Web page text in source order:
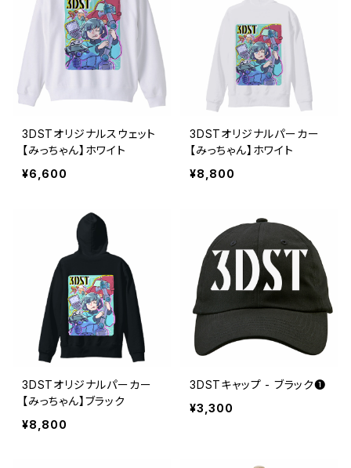
3DSTオリジナルスウェット
【みっちゃん】ホワイト
¥6,600
3DSTオリジナルパーカー
【みっちゃん】ホワイト
¥8,800
3DSTオリジナルパーカー
【みっちゃん】ブラック
¥8,800
3DSTキャップ - ブラック❶
¥3,300